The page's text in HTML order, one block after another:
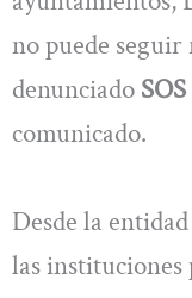
no puede seguir
denunciado
comunicado.
Desde la
las instituciones